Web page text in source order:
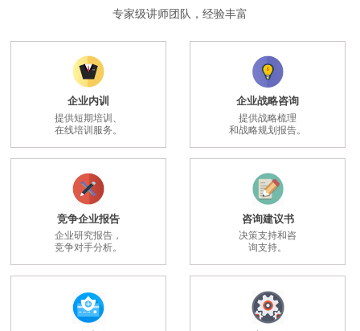
专家级讲师团队，经验丰富
企业内训
提供短期培训、
在线培训服务。
企业战略咨询
提供战略梳理
和战略规划报告。
竞争企业报告
企业研究报告，
竞争对手分析。
咨询建议书
决策支持和咨
询支持。